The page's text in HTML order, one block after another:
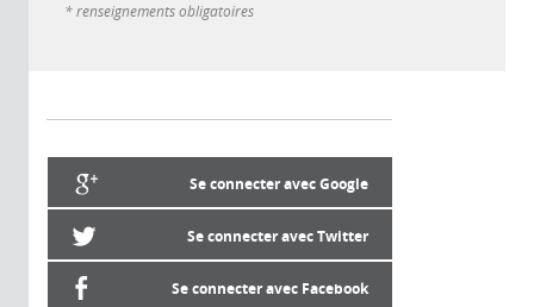
* renseignements obligatoires
Se connecter avec Google
Se connecter avec Twitter
Se connecter avec Facebook